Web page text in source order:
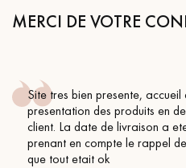
MERCI DE VOTRE
Site tres bien presente,
presentation des produits en
client. La date de livraison a
prenant en compte le rappel
que tout etait ok